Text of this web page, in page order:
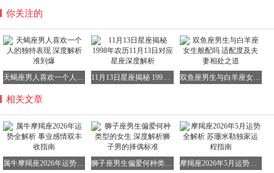
当狮子座了解到摩羯座的一切行为都是为了追求更好的明天
和更成功的自己时，他们就不会再认为摩羯座无趣或保守、
缺乏冒险精神了。摩羯座习惯于深思熟虑，他们相信只有一
步一个脚印地努力，才能通往成功之路。因此，他们往往没
有太多时间去表现自己或做那些在他们看来没有意义的事
情。
作为天生的领导者，狮子座可能会觉得摩羯座那默默显露出
的强烈企图心有些深不可测和难以掌握。这对于天生王者的
狮子座来说，无疑是一种挑战。由于两个人都如此好强好
你关注的
天蝎座男人喜欢一个人的独特表现 深度解析准到爆 11月13日星座揭秘 1998年农历11月13日对应星座深度解析 双鱼座男生与白羊座女生般配吗 适配度及夫妻相处之道
相关文章
属牛摩羯座2026年运势全解析 事业感情双丰收指南 狮子座男生偏爱何种类型的女生 深度解析狮子男的择偶标准 摩羯座2026年5月运势全解析 苏珊米勒独家运程指南